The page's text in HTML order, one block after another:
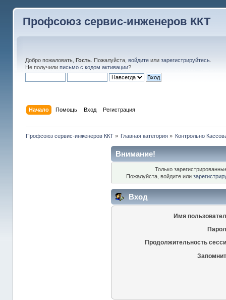
Профсоюз сервис-инженеров ККТ
Добро пожаловать, Гость. Пожалуйста, войдитеили зарегистрируйтесь.
Не получили письмо с кодом активации?
Начало Помощь Вход Регистрация
Профсоюз сервис-инженеров ККТ» Главная категория » Контрольно
Внимание!
Только
Пожалуйста, войдите или
Вход
Имя
Продолжительность